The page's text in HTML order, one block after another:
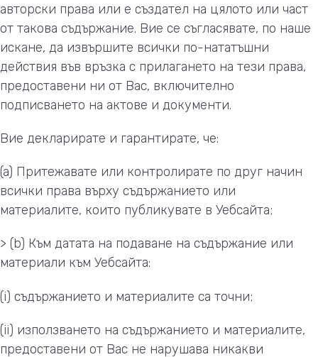
авторски права или е създател на цялото или част
от такова съдържание. Вие се съгласявате, по наше
искане, да извършите всички по-нататъшни
действия във връзка с прилагането на тези права,
предоставени ни от Вас, включително
подписването на актове и документи.
Вие декларирате и гарантирате, че:
(a) Притежавате или контролирате по друг начин
всички права върху съдържанието или
материалите, които публикувате в Уебсайта;
> (b) Към датата на подаване на съдържание или
материали към Уебсайта:
(i) съдържанието и материалите са точни;
(ii) използването на съдържанието и материалите,
предоставени от Вас не нарушава никакви